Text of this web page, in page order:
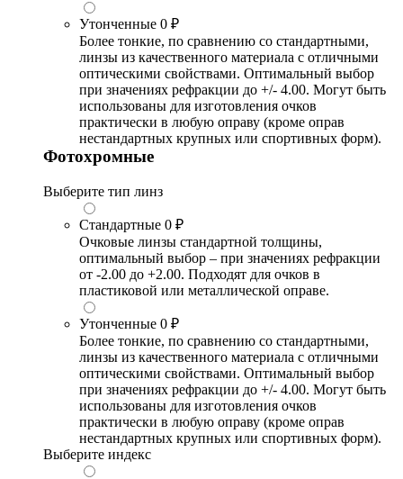
Утонченные 0 ₽
Более тонкие, по сравнению со стандартными,
линзы из качественного материала с отличными
оптическими свойствами. Оптимальный выбор
при значениях рефракции до +/- 4.00. Могут быть
использованы для изготовления очков
практически в любую оправу (кроме оправ
нестандартных крупных или спортивных форм).
Фотохромные
Выберите тип линз
Стандартные 0 ₽
Очковые линзы стандартной толщины,
оптимальный выбор – при значениях рефракции
от -2.00 до +2.00. Подходят для очков в
пластиковой или металлической оправе.
Утонченные 0 ₽
Более тонкие, по сравнению со стандартными,
линзы из качественного материала с отличными
оптическими свойствами. Оптимальный выбор
при значениях рефракции до +/- 4.00. Могут быть
использованы для изготовления очков
практически в любую оправу (кроме оправ
нестандартных крупных или спортивных форм).
Выберите индекс